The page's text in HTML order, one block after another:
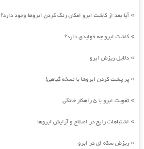
»آیا بعد از کاشت ابرو امکان رنگ کردن ابروها وجود دارد؟
» کاشت ابرو چه فوایدی دارد؟
» دلایل ریزش ابرو
» پر پشت کردن ابروها با نسخه گیاهی!
» تقویت ابرو با 5 راهکار خانگی
» اشتباهات رایج در اصلاح و آرایش ابروها
» ریزش سکه ای در ابرو